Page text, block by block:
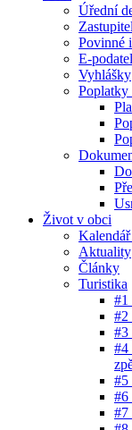
Úřední
Povinné
E-
Vyhlášky
Poplatky
Život v obci
Aktuality
Články
Turistika
#1
#2
#3
#4
#5
#6
#7